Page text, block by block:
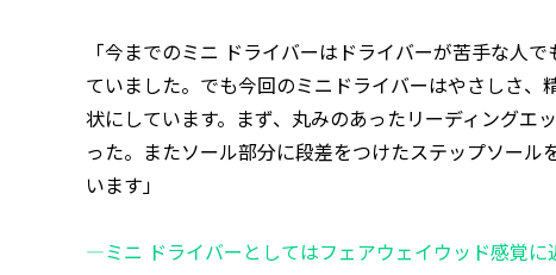
「今までのミニ ドライバーはドライバーが苦手な人
ていました。でも今回のミニドライバーはやさしさ
状にしています。まず、丸みのあったリーディングエ
った。またソール部分に段差をつけたステップソー
います」
―ミニ ドライバーとしてはフェアウェイウッド感覚に